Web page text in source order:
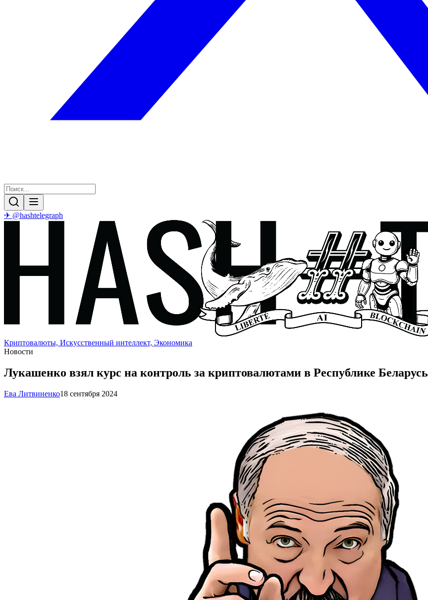
✈ @hashtelegraph
Криптовалюты, Искусственный интеллект, Экономика
Новости
Лукашенко взял курс на контроль за криптовалютами в Республике Беларусь
Ева Литвиненко18 сентября 2024